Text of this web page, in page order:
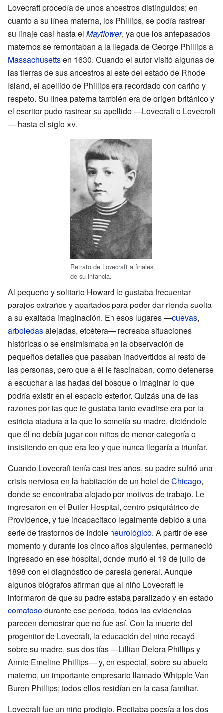
Lovecraft procedía de unos ancestros distinguidos; en
cuanto a su línea materna, los Phillips, se podía rastrear
su linaje casi hasta el Mayflower, ya que los antepasados
maternos se remontaban a la llegada de George Phillips a
Massachusettsen 1630. Cuando el autor visitó algunas de
las tierras de sus ancestros al este del estado de Rhode
Island, el apellido de Phillips era recordado con cariño y
respeto. Su línea paterna también era de origen británico y
el escritor pudo rastrear su apellido —Lovecraft o Lovecroft
— hasta el sigloxv.
Retrato de Lovecraft a finales
de su infancia.
Al pequeño y solitario Howard le gustaba frecuentar
parajes extraños y apartados para poder dar rienda suelta
a su exaltada imaginación. En esos lugares —cuevas,
arboledasalejadas, etcétera— recreaba situaciones
históricas o se ensimismaba en la observación de
pequeños detalles que pasaban inadvertidos al resto de
las personas, pero que a él le fascinaban, como detenerse
a escuchar a las hadas del bosque o imaginar lo que
podría existir en el espacio exterior. Quizás una de las
razones por las que le gustaba tanto evadirse era por la
estricta atadura a la que lo sometía su madre, diciéndole
que él no debía jugar con niños de menor categoría o
insistiendo en que era feo y que nunca llegaría a triunfar.
Cuando Lovecraft tenía casi tres años, su padre sufrió una
crisis nerviosa en la habitación de un hotel deChicago,
donde se encontraba alojado por motivos de trabajo. Le
ingresaron en el Butler Hospital, centro psiquiátrico de
Providence, y fue incapacitado legalmente debido a una
serie de trastornos de índole neurológico. A partir de ese
momento y durante los cinco años siguientes, permaneció
ingresado en ese hospital, donde murió el 19 de julio de
1898 con el diagnóstico de paresia general. Aunque
algunos biógrafos afirman que al niño Lovecraft le
informaron de que su padre estaba paralizado y en estado
comatosodurante ese período, todas las evidencias
parecen demostrar que no fue así. Con la muerte del
progenitor de Lovecraft, la educación del niño recayó
sobre su madre, sus dos tías —Lillian Delora Phillips y
Annie Emeline Phillips— y, en especial, sobre su abuelo
materno, un importante empresario llamado Whipple Van
Buren Phillips; todos ellos residían en la casa familiar.
Lovecraft fue un niño prodigio. Recitaba poesía a los dos